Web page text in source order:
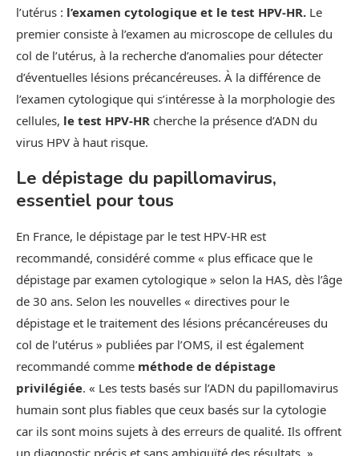
l’utérus : l’examen cytologique et le test HPV-HR. Le
premier consiste à l’examen au microscope de cellules du
col de l’utérus, à la recherche d’anomalies pour détecter
d’éventuelles lésions précancéreuses. À la différence de
l’examen cytologique qui s’intéresse à la morphologie des
cellules, le test HPV-HR cherche la présence d’ADN du
virus HPV à haut risque.
Le dépistage du papillomavirus,
essentiel pour tous
En France, le dépistage par le test HPV-HR est
recommandé, considéré comme « plus efficace que le
dépistage par examen cytologique » selon la HAS, dès l’âge
de 30 ans. Selon les nouvelles « directives pour le
dépistage et le traitement des lésions précancéreuses du
col de l’utérus » publiées par l’OMS, il est également
recommandé comme méthode de dépistage
privilégiée. « Les tests basés sur l’ADN du papillomavirus
humain sont plus fiables que ceux basés sur la cytologie
car ils sont moins sujets à des erreurs de qualité. Ils offrent